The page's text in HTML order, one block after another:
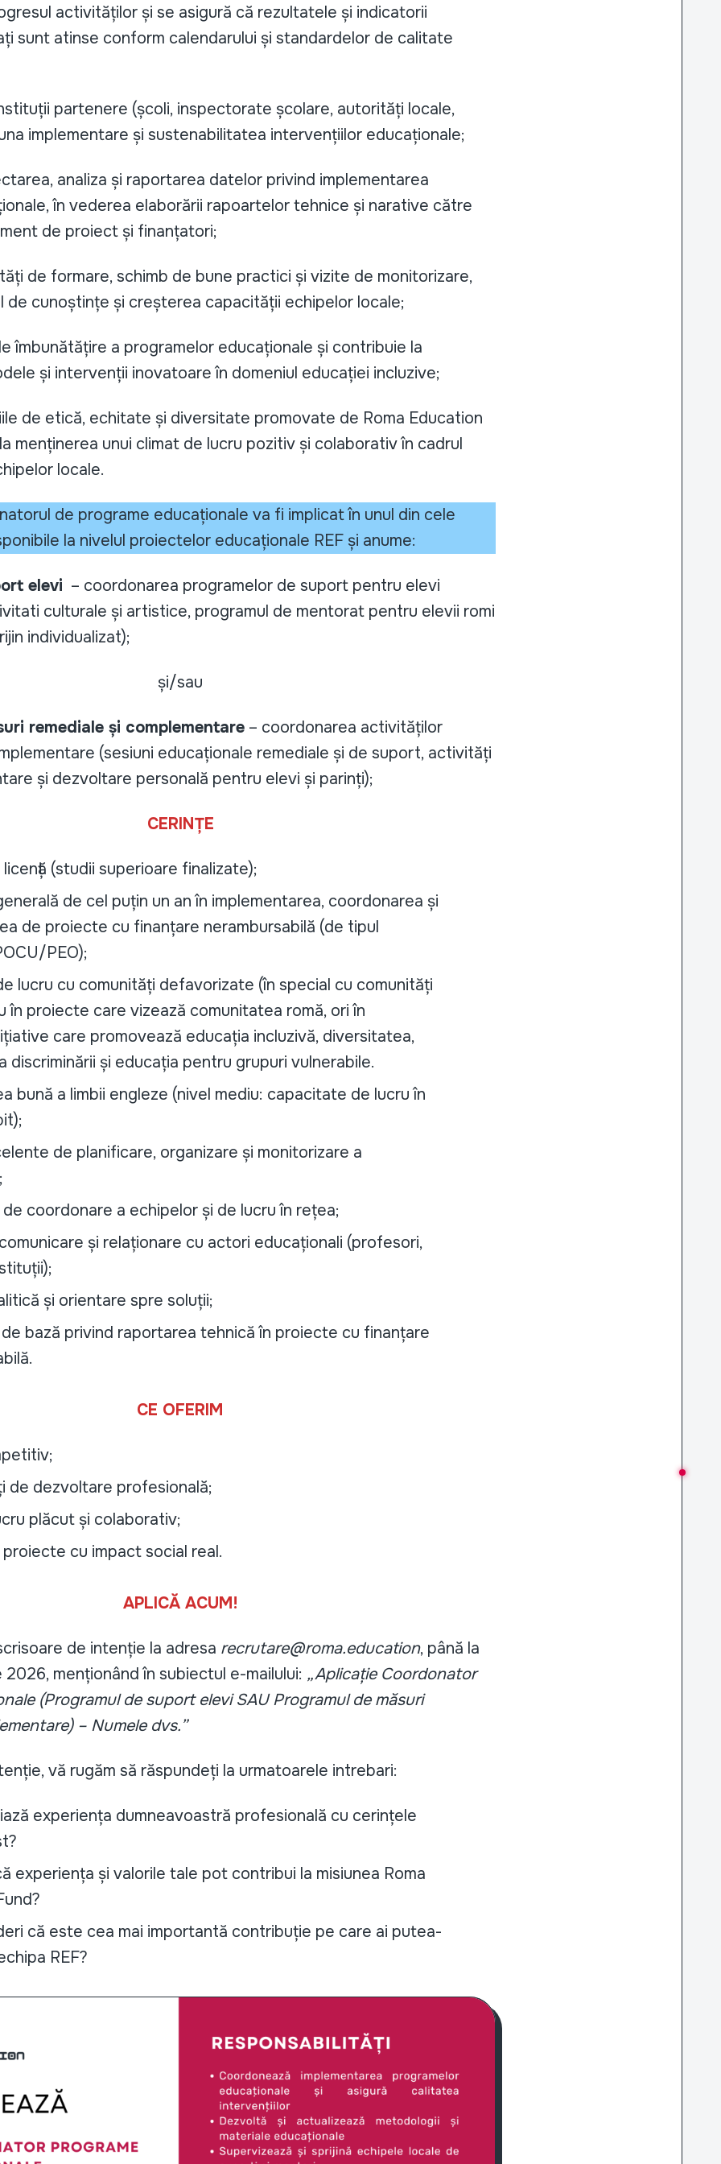
activităților și se asigură că rezultatele și indicatorii
sunt atinse conform calendarului și standardelor de calitate
partenere (școli, inspectorate școlare, autorități locale,
implementare și sustenabilitatea intervențiilor educaționale;
analiza și raportarea datelor privind implementarea
în vederea elaborării rapoartelor tehnice și narative către
de proiect și finanțatori;
de formare, schimb de bune practici și vizite de monitorizare,
de cunoștințe și creșterea capacității echipelor locale;
îmbunătățire a programelor educaționale și contribuie la
și intervenții inovatoare în domeniul educației incluzive;
de etică, echitate și diversitate promovate de Roma Education
menținerea unui climat de lucru pozitiv și colaborativ în cadrul
locale.
de programe educaționale va fi implicat în unul din cele
la nivelul proiectelor educaționale REF și anume:
elevi – coordonarea programelor de suport pentru elevi
culturale și artistice, programul de mentorat pentru elevii romi
individualizat);
și/sau
remediale și complementare – coordonarea activităților
(sesiuni educaționale remediale și de suport, activități
și dezvoltare personală pentru elevi și parinți);
CERINȚE
(studii superioare finalizate);
de cel puțin un an în implementarea, coordonarea și
de proiecte cu finanțare nerambursabilă (de tipul
PEO);
lucru cu comunități defavorizate (în special cu comunități
în proiecte care vizează comunitatea romă, ori în
care promovează educația incluzivă, diversitatea,
discriminării și educația pentru grupuri vulnerabile.
bună a limbii engleze (nivel mediu: capacitate de lucru în
de planificare, organizare și monitorizare a
coordonare a echipelor și de lucru în rețea;
și relaționare cu actori educaționali (profesori,
și orientare spre soluții;
bază privind raportarea tehnică în proiecte cu finanțare
CE OFERIM
de dezvoltare profesională;
plăcut și colaborativ;
proiecte cu impact social real.
APLICĂ ACUM!
de intenție la adresa recrutare@roma.education, până la
2026, menționând în subiectul e-mailului: „Aplicație Coordonator
(Programul de suport elevi SAU Programul de măsuri
– Numele dvs.”
vă rugăm să răspundeți la urmatoarele intrebari:
experiența dumneavoastră profesională cu cerințele
experiența și valorile tale pot contribui la misiunea Roma
că este cea mai importantă contribuție pe care ai putea-
REF?